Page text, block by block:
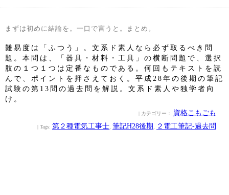
まずは初めに結論を。一口で言うと。まとめ。
難易度は「ふつう」。文系ド素人なら必ず取るべき問
題。本問は、「器具・材料・工具」の横断問題で、選択
肢の１つ１つは定番なものである。何回もテキストを読
んで、ポイントを押さえておく。平成28年の後期の筆記
試験の第13問の過去問を解説。文系ド素人や独学者向
け。
| カテゴリー： 資格こもごも
| Tags: 第２種電気工事士 筆記H28後期 ２電工筆記‐過去問